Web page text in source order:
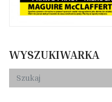
WYSZUKIWARKA